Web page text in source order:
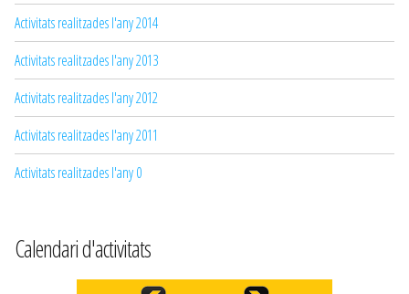
Activitats realitzades l'any 2014
Activitats realitzades l'any 2013
Activitats realitzades l'any 2012
Activitats realitzades l'any 2011
Activitats realitzades l'any 0
Calendari d'activitats